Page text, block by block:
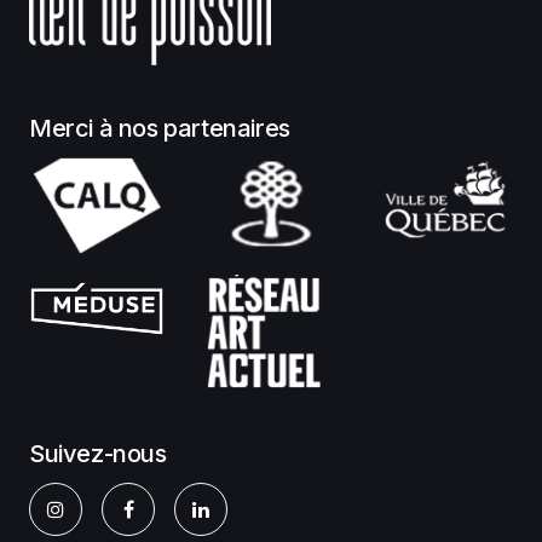
Merci à nos partenaires
Suivez-nous